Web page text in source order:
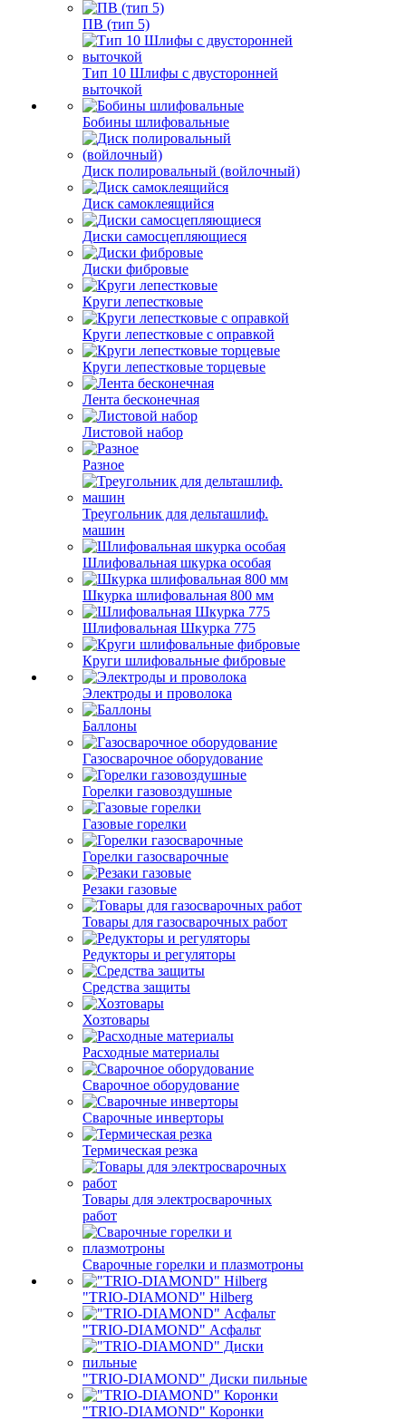
ПВ (тип 5)
Тип 10 Шлифы с двусторонней
выточкой
Бобины шлифовальные
Диск полировальный (войлочный)
Диск самоклеящийся
Диски самосцепляющиеся
Диски фибровые
Круги лепестковые
Круги лепестковые с оправкой
Круги лепестковые торцевые
Лента бесконечная
Листовой набор
Разное
Треугольник для дельташлиф.
машин
Шлифовальная шкурка особая
Шкурка шлифовальная 800 мм
Шлифовальная Шкурка 775
Круги шлифовальные фибровые
Электроды и проволока
Баллоны
Газосварочное оборудование
Горелки газовоздушные
Газовые горелки
Горелки газосварочные
Резаки газовые
Товары для газосварочных работ
Редукторы и регуляторы
Средства защиты
Хозтовары
Расходные материалы
Сварочное оборудование
Сварочные инверторы
Термическая резка
Товары для электросварочных
работ
Сварочные горелки и плазмотроны
"TRIO-DIAMOND" Hilberg
"TRIO-DIAMOND" Асфальт
"TRIO-DIAMOND" Диски пильные
"TRIO-DIAMOND" Коронки